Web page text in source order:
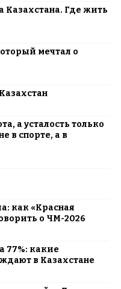
Казахстана. Где жить
мечтал о
а усталость только
в спорте, а в
как «Красная
о ЧМ-2026
77%: какие
в Казахстане